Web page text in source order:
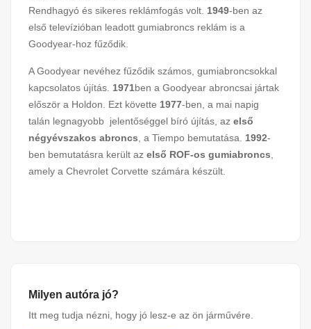
Rendhagyó és sikeres reklámfogás volt. 1949-ben az
első televízióban leadott gumiabroncs reklám is a
Goodyear-hoz fűződik.
A Goodyear nevéhez fűződik számos, gumiabroncsokkal
kapcsolatos újítás. 1971ben a Goodyear abroncsai jártak
először a Holdon. Ezt követte 1977-ben, a mai napig
talán legnagyobb jelentőséggel bíró újítás, az első
négyévszakos abroncs , a Tiempo bemutatása. 1992-
ben bemutatásra került az első ROF-os gumiabroncs
amely a Chevrolet Corvette számára készült.
Milyen autóra jó?
Itt meg tudja nézni, hogy jó lesz-e az ön járművére.